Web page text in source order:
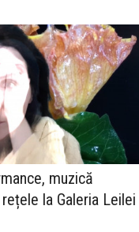
muzică
la Galeria Leilei